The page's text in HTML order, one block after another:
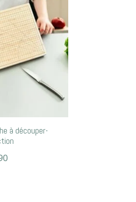
à découper-